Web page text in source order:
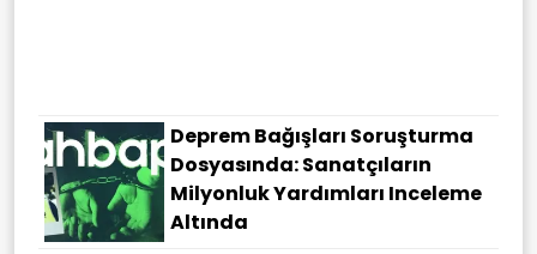
Deprem Bağışları Soruşturma
Dosyasında: Sanatçıların
Milyonluk Yardımları Inceleme
Altında